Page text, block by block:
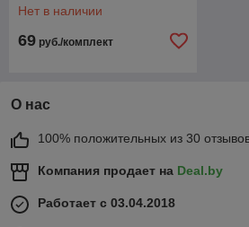
Нет в наличии
69 руб./комплект
О нас
100% положительных из 30
Компания продает на Deal.by
Работает с 03.04.2018